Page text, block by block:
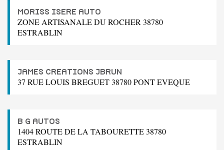
MORISS ISERE AUTO
ZONE ARTISANALE DU ROCHER 38780
ESTRABLIN
JAMES CREATIONS JBRUN
37 RUE LOUIS BREGUET 38780 PONT EVEQUE
B G AUTOS
1404 ROUTE DE LA TABOURETTE 38780
ESTRABLIN